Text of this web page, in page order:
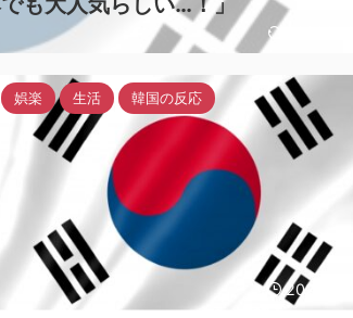
2023/11/8
娯楽 生活 韓国の反応